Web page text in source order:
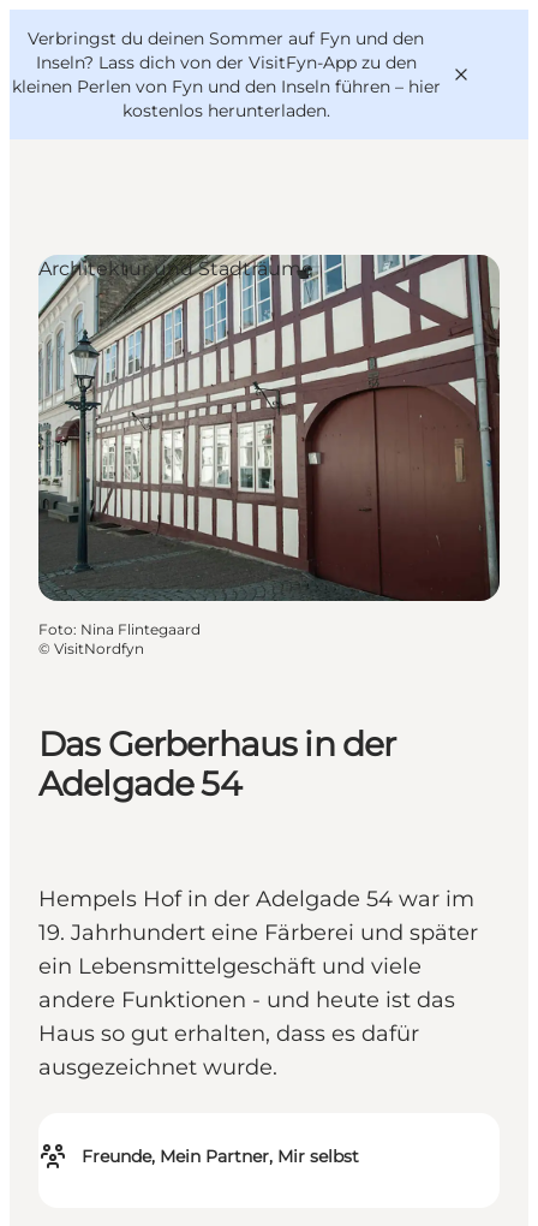
Verbringst du deinen Sommer auf Fyn und den
Inseln? Lass dich von der VisitFyn-App zu den
kleinen Perlen von Fyn und den Inseln führen – hier
kostenlos herunterladen.
Reise Ideen
Outdoor & bike
Essen & trinken
Übernachtung
VisitFyn
Deutsch
Das Gerberhaus in der
Adelgade 54
Hempels Hof in der Adelgade 54 war im
19. Jahrhundert eine Färberei und später
ein Lebensmittelgeschäft und viele
andere Funktionen - und heute ist das
Haus so gut erhalten, dass es dafür
ausgezeichnet wurde.
Freunde, Mein Partner, Mir selbst
Architektur und Stadträume
Foto: Nina Flintegaard
© VisitNordfyn